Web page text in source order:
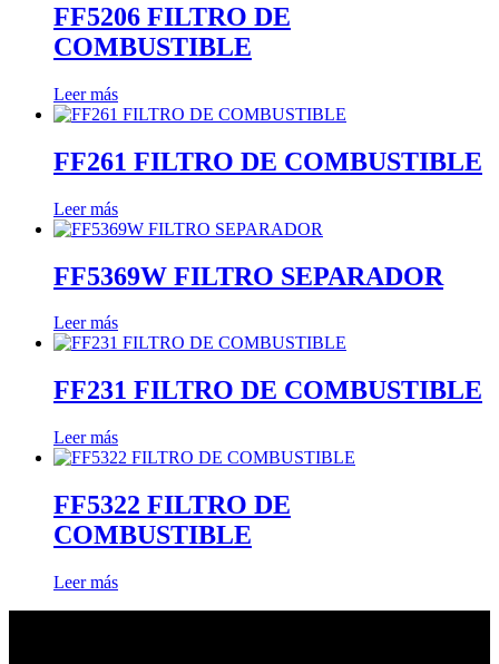
FF5206 FILTRO DE
COMBUSTIBLE
Leer más
FF261 FILTRO DE COMBUSTIBLE
Leer más
FF5369W FILTRO SEPARADOR
Leer más
FF231 FILTRO DE COMBUSTIBLE
Leer más
FF5322 FILTRO DE
COMBUSTIBLE
Leer más